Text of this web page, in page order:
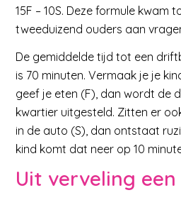
15F – 10S. Deze formule kwam
tweeduizend ouders aan
De gemiddelde tijd tot een
is 70 minuten. Vermaak je je
geef je eten (F), dan wordt de
kwartier uitgesteld. Zitten er
in de auto (S), dan ontstaat
kind komt dat neer op 10
Uit verveling